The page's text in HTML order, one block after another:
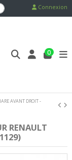
Connexion
0
AVANT DROIT -
RENAULT